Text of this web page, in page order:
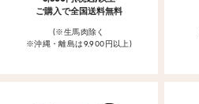
ご購入で全国送料無料
(※生馬肉除く
※沖縄・離島は9,900円以上)